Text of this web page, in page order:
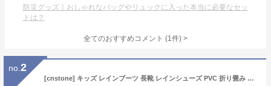
防災グッズ｜おしゃれなバッグやリュックに入った本当に必要なセッ
トは？
全てのおすすめコメント (1件) >
no. 2
[cnstone] キッズ レインブーツ 長靴 レインシューズ PVC 折り畳み 収納可能 ポケッタブル 防水 雨靴 子供用 柔らかい ノンスリップソール ガーデニング キャンプ 通学（ブラウン，22cm）